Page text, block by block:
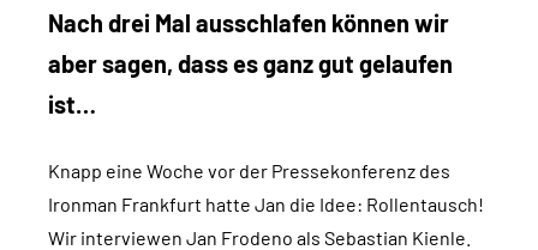
Nach drei Mal ausschlafen können wir
aber sagen, dass es ganz gut gelaufen
ist…
Knapp eine Woche vor der Pressekonferenz des
Ironman Frankfurt hatte Jan die Idee: Rollentausch!
Wir interviewen Jan Frodeno als Sebastian Kienle.